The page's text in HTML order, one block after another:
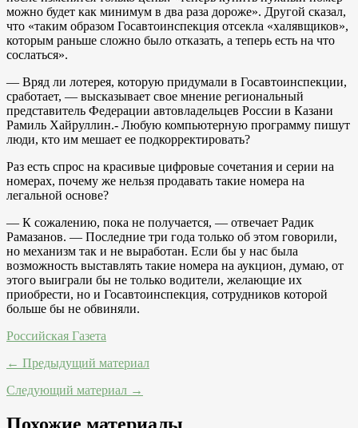
можно будет как минимум в два раза дороже». Другой сказал,
что «таким образом Госавтоинспекция отсекла «халявщиков»,
которым раньше сложно было отказать, а теперь есть на что
сослаться».
— Вряд ли лотерея, которую придумали в Госавтоинспекции,
сработает, — высказывает свое мнение региональный
представитель Федерации автовладельцев России в Казани
Рамиль Хайруллин.- Любую компьютерную программу пишут
люди, кто им мешает ее подкорректировать?
Раз есть спрос на красивые цифровые сочетания и серии на
номерах, почему же нельзя продавать такие номера на
легальной основе?
— К сожалению, пока не получается, — отвечает Радик
Рамазанов. — Последние три года только об этом говорили,
но механизм так и не выработан. Если бы у нас была
возможность выставлять такие номера на аукцион, думаю, от
этого выиграли бы не только водители, желающие их
приобрести, но и Госавтоинспекция, сотрудников которой
больше бы не обвиняли.
Российская Газета
← Предыдущий материал
Следующий материал →
Похожие материалы